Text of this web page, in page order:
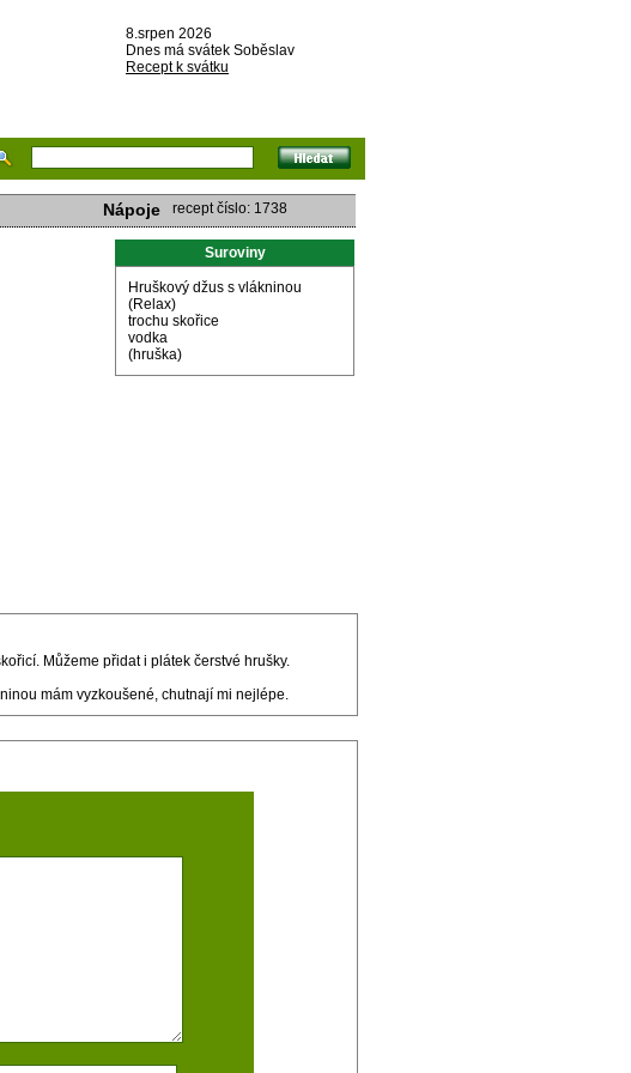
8.srpen 2026
Dnes má svátek Soběslav
Recept k svátku
Nápoje recept číslo: 1738
Suroviny
Hruškový džus s vlákninou
(Relax)
trochu skořice
vodka
(hruška)
Můžeme přidat i plátek čerstvé hrušky.
mám vyzkoušené, chutnají mi nejlépe.